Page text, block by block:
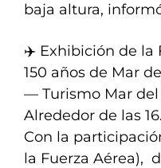
baja altura,
✈️ Exhibición de la
150 años de Mar
— Turismo Mar
Alrededor de las
Con la
la Fuerza Aérea),